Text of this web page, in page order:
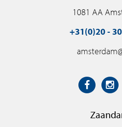
1081 AA
+31(0)20 -